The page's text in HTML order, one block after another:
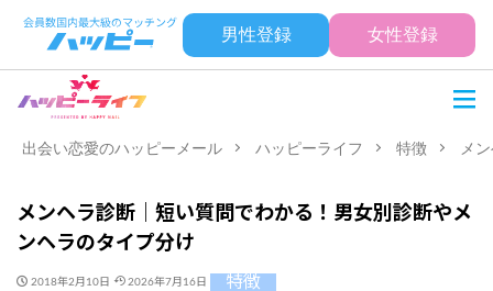
男性登録 女性登録
出会い恋愛のハッピーメール ハッピーライフ 特徴 メ
メンヘラ診断｜短い質問でわかる！男女別診断やメ
ンヘラのタイプ分け
2018年2月10日 2026年7月16日 特徴